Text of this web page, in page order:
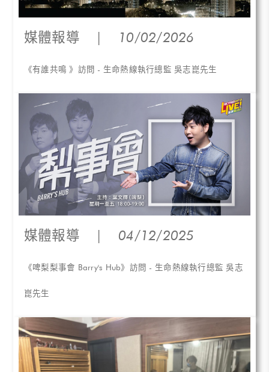
媒體報導 | 10/02/2026
《有誰共鳴 》訪問 - 生命熱線執行總監 吳志崑先生
媒體報導 | 04/12/2025
《啤梨梨事會 Barry's Hub》訪問 - 生命熱線執行總監 吳志
崑先生